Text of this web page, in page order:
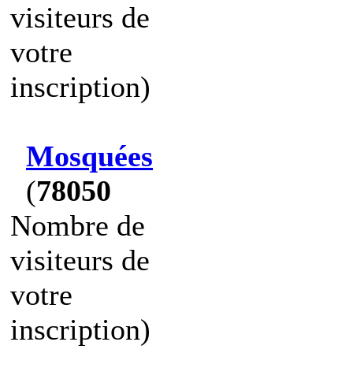
visiteurs de
votre
inscription)
Mosquées
(78050
Nombre de
visiteurs de
votre
inscription)